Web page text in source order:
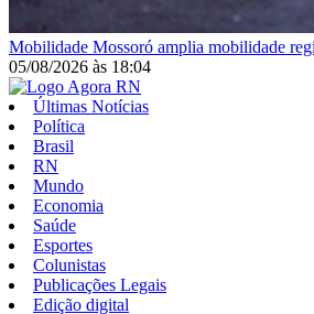
Mobilidade Mossoró amplia mobilidade
05/08/2026 às 18:04
Últimas Notícias
Política
Brasil
RN
Mundo
Economia
Saúde
Esportes
Colunistas
Publicações Legais
Edição digital